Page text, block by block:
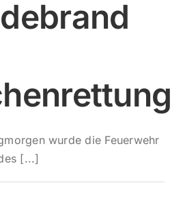
wurde die Feuerwehr
[...]